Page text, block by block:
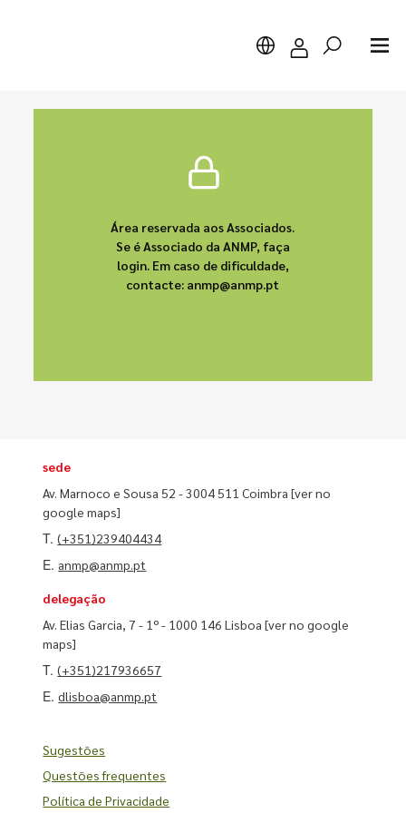
Área reservada aos Associados.
Se é Associado da ANMP, faça
login. Em caso de dificuldade,
contacte: anmp@anmp.pt
sede
Av. Marnoco e Sousa 52 - 3004 511 Coimbra[ver no
google maps]
T.(+351)239404434
E. anmp@anmp.pt
delegação
Av. Elias Garcia, 7 - 1º - 1000 146 Lisboa[ver no google
maps]
T.(+351)217936657
E.dlisboa@anmp.pt
Sugestões
Questões frequentes
Política de Privacidade